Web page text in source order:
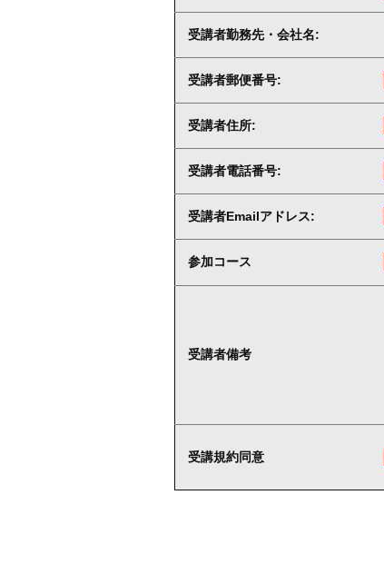
受講者勤務先・会社名:
受講者郵便番号:
受講者住所:
受講者電話番号:
受講者Emailアドレス:
参加コース
受講者備考
受講規約同意